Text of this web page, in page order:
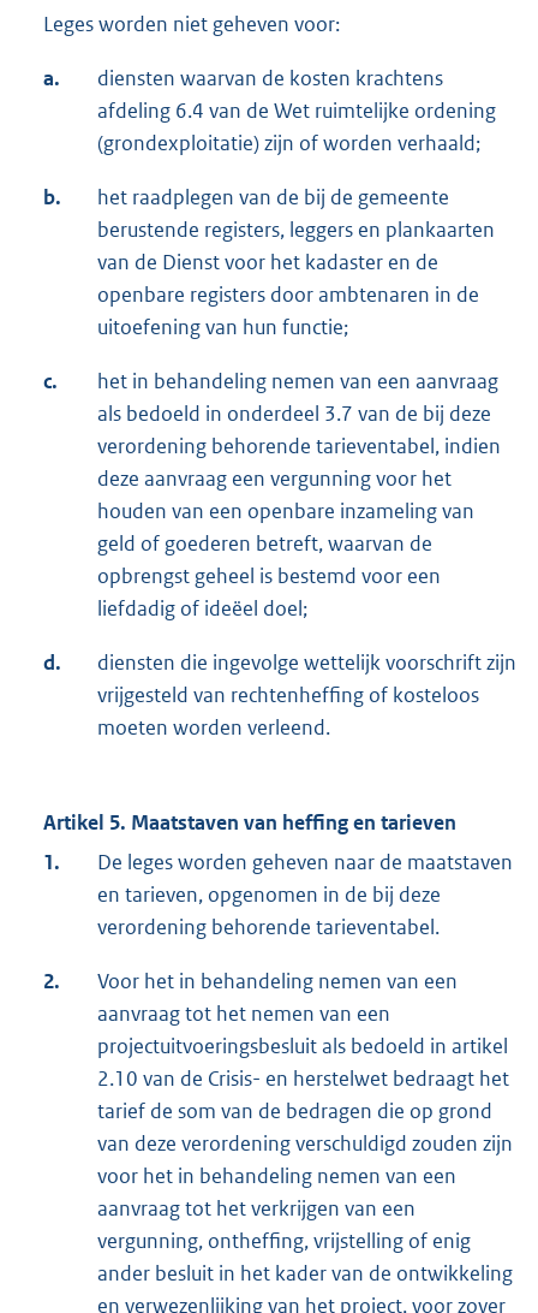
Leges worden niet geheven voor:
a.
diensten waarvan de kosten krachtens
afdeling 6.4 van de Wet ruimtelijke ordening
(grondexploitatie) zijn of worden verhaald;
b.
het raadplegen van de bij de gemeente
berustende registers, leggers en plankaarten
van de Dienst voor het kadaster en de
openbare registers door ambtenaren in de
uitoefening van hun functie;
c.
het in behandeling nemen van een aanvraag
als bedoeld in onderdeel 3.7 van de bij deze
verordening behorende tarieventabel, indien
deze aanvraag een vergunning voor het
houden van een openbare inzameling van
geld of goederen betreft, waarvan de
opbrengst geheel is bestemd voor een
liefdadig of ideëel doel;
d.
diensten die ingevolge wettelijk voorschrift zijn
vrijgesteld van rechtenheffing of kosteloos
moeten worden verleend.
Artikel 5. Maatstaven van heffing en tarieven
1.
De leges worden geheven naar de maatstaven
en tarieven, opgenomen in de bij deze
verordening behorende tarieventabel.
2.
Voor het in behandeling nemen van een
aanvraag tot het nemen van een
projectuitvoeringsbesluit als bedoeld in artikel
2.10 van de Crisis- en herstelwet bedraagt het
tarief de som van de bedragen die op grond
van deze verordening verschuldigd zouden zijn
voor het in behandeling nemen van een
aanvraag tot het verkrijgen van een
vergunning, ontheffing, vrijstelling of enig
ander besluit in het kader van de ontwikkeling
en verwezenlijking van het project, voor zover